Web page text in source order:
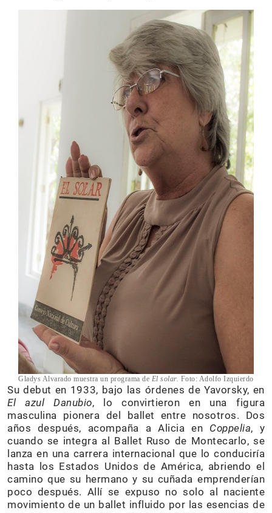
Gladys Alvarado muestra un programa de El solar. Foto: Adolfo Izquierdo
Su debut en 1933, bajo las órdenes de Yavorsky, en
El azul Danubio, lo convirtieron en una figura
masculina pionera del ballet entre nosotros. Dos
años después, acompaña a Alicia en Coppelia, y
cuando se integra al Ballet Ruso de Montecarlo, se
lanza en una carrera internacional que lo conduciría
hasta los Estados Unidos de América, abriendo el
camino que su hermano y su cuñada emprenderían
poco después. Allí se expuso no solo al naciente
movimiento de un ballet influido por las esencias de